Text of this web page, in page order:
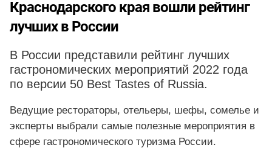
Краснодарского края вошли рейтинг
лучших в России
В России представили рейтинг лучших
гастрономических мероприятий 2022 года
по версии 50 Best Tastes of Russia.
Ведущие рестораторы, отельеры, шефы, сомелье и
эксперты выбрали самые полезные мероприятия в
сфере гастрономического туризма России.